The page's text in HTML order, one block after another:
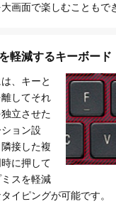
画面で楽しむこともで
軽減するキーボード
、キーと
してそれ
立させた
ション設
接した複
に押して
スを軽減
イピングが可能です。